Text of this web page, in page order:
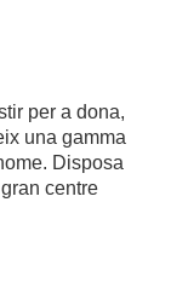
per a dona,
una gamma
Disposa
centre